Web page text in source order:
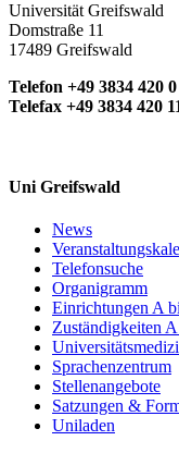
Universität Greifswald
Domstraße 11
17489 Greifswald
Telefon +49 3834 420 0
Telefax +49 3834 420
Uni Greifswald
News
Telefonsuche
Organigramm
Einrichtungen A
Zuständigkeiten
Sprachenzentrum
Stellenangebote
Satzungen &
Uniladen